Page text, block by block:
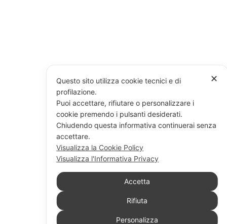
✕
Questo sito utilizza cookie tecnici e di
profilazione.
Puoi accettare, rifiutare o personalizzare i
cookie premendo i pulsanti desiderati.
Chiudendo questa informativa continuerai senza
accettare.
Visualizza la Cookie Policy
Visualizza l'Informativa Privacy
Accetta
Rifiuta
Personalizza